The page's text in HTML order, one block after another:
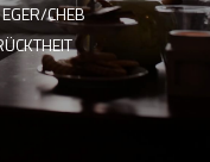
CHEB